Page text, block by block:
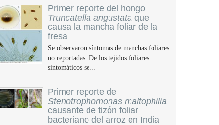
Primer reporte del hongo
Truncatella angustata que
causa la mancha foliar de la
fresa
Se observaron síntomas de manchas foliares
no reportadas. De los tejidos foliares
sintomáticos se...
Primer reporte de
Stenotrophomonas maltophilia
causante de tizón foliar
bacteriano del arroz en India